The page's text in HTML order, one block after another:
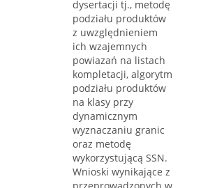
dysertacji tj., metodę
podziału produktów
z uwzględnieniem
ich wzajemnych
powiazań na listach
kompletacji, algorytm
podziału produktów
na klasy przy
dynamicznym
wyznaczaniu granic
oraz metodę
wykorzystującą SSN.
Wnioski wynikające z